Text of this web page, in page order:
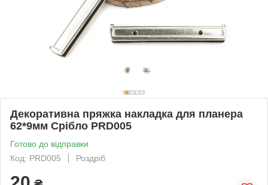
Декоративна пряжка накладка для планера
62*9мм Срібло PRD005
Готово до відправки
Код: PRD005
Роздріб